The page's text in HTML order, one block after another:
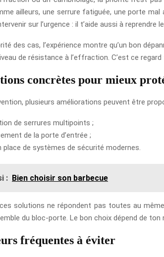
ailleurs, une serrure fatiguée, une porte
sur l’urgence : il t’aide aussi à reprendre
des cas, l’expérience montre qu’un bon
de résistance à l’effraction. C’est ce
concrètes pour mieux
plusieurs améliorations peuvent être
de serrures multipoints ;
de la porte d’entrée ;
place de systèmes de sécurité modernes.
: Bien choisir son barbecue
solutions ne répondent pas toutes au
du bloc-porte. Le bon choix dépend de
fréquentes à éviter